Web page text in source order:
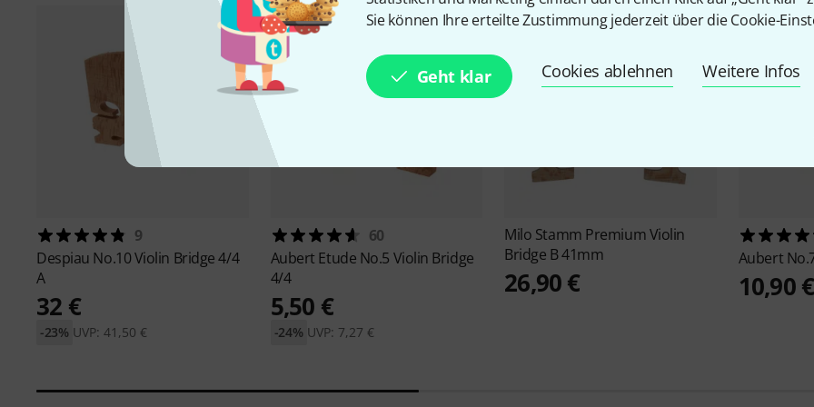
Sie können Ihre erteilte Zustimmung jederzeit über die Cookie-
Geht klar Cookies ablehnen Weitere Infos
9
Despiau No.10 Violin Bridge 4/4
A
32 €
UVP: 41,50 €
-23%
60
Aubert Etude No.5 Violin Bridge
4/4
5,50 €
UVP: 7,27 €
-24%
Milo Stamm Premium Violin
Bridge B 41mm
26,90 €
Aubert
10,90 €